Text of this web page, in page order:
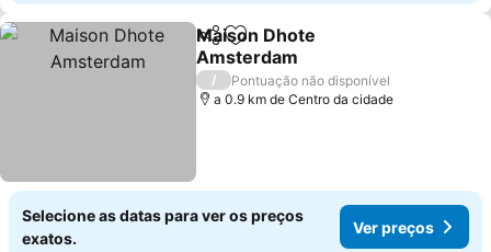
PartilharAdicionar aos favoritos
Maison Dhote
Amsterdam
/
Pontuação não disponível
a 0.9 km de Centro da cidade
Selecione as datas para ver os preços
exatos.
Ver preços